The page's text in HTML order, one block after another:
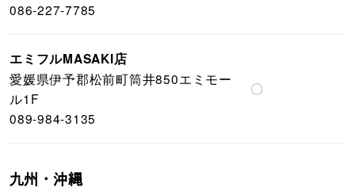
086-227-7785
エミフルMASAKI店
愛媛県伊予郡松前町筒井850エミモー
ル1F
089-984-3135
〇
九州・沖縄